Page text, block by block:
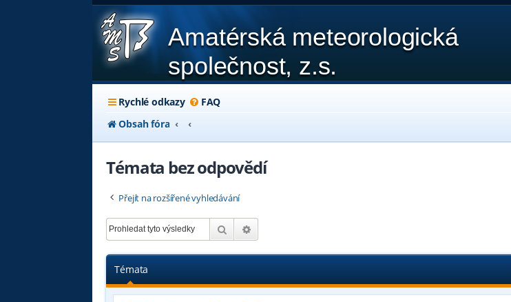
Amatérská meteorologická
společnost, z.s.
Rychlé odkazy FAQ
Obsah fóra
Témata bez odpovědí
Přejít na rozšířené vyhledávání
Hledat
Témata